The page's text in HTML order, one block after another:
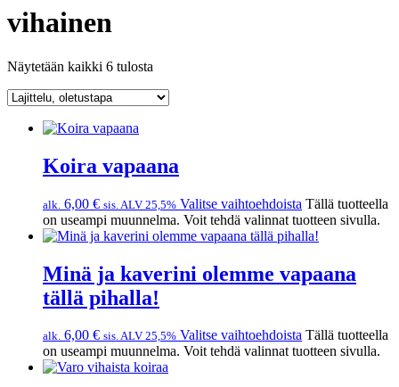
vihainen
Näytetään kaikki 6 tulosta
Koira vapaana
alk. 6,00 € sis. ALV 25,5% Valitse vaihtoehdoista Tällä tuotteella
on useampi muunnelma. Voit tehdä valinnat tuotteen sivulla.
Minä ja kaverini olemme vapaana
tällä pihalla!
alk. 6,00 € sis. ALV 25,5% Valitse vaihtoehdoista Tällä tuotteella
on useampi muunnelma. Voit tehdä valinnat tuotteen sivulla.